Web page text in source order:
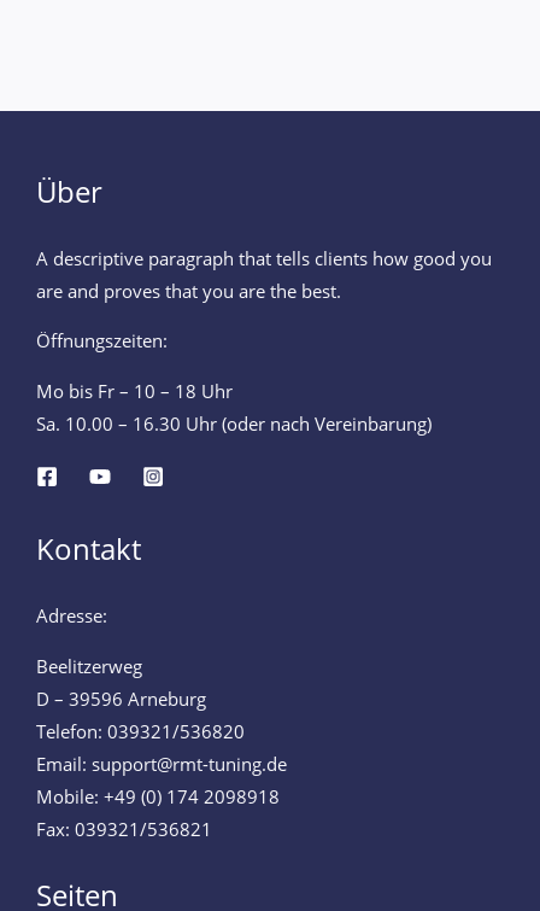
Über
A descriptive paragraph that tells clients how good you
are and proves that you are the best.
Öffnungszeiten:
Mo bis Fr – 10 – 18 Uhr
Sa. 10.00 – 16.30 Uhr (oder nach Vereinbarung)
Kontakt
Adresse:
Beelitzerweg
D – 39596 Arneburg
Telefon: 039321/536820
Email: support@rmt-tuning.de
Mobile: +49 (0) 174 2098918
Fax: 039321/536821
Seiten